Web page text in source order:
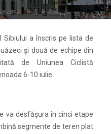
Sibiului a înscris pe lista de
şi două de echipe din
de Uniunea Ciclistă
6-10 iulie.
va desfăşura în cinci etape
segmente de teren plat